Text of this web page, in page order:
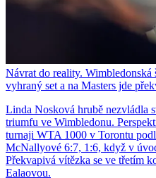
Návrat do reality.
vyhraný set a na Masters jde
Linda Nosková hrubě nezvládla
triumfu ve Wimbledonu.
turnaji WTA 1000 v Torontu
McNallyové 6:7, 1:6, když v
Překvapivá vítězka se ve třetím
Ealaovou.